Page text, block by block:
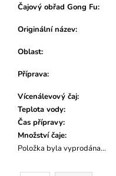
Čajový obřad Gong Fu:
Originální název:
Oblast:
Příprava:
Vícenálevový čaj:
Teplota vody:
Čas přípravy:
Množství čaje:
Položka byla vyprodána…